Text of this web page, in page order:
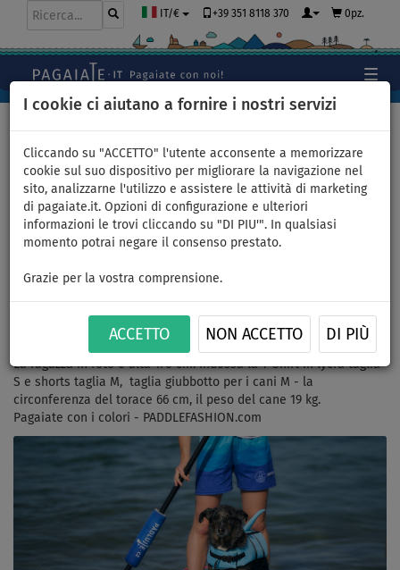
I cookie ci aiutano a fornire i nostri servizi
Cliccando su "ACCETTO" l'utente acconsente a memorizzare
cookie sul suo dispositivo per migliorare la navigazione nel
sito, analizzarne l'utilizzo e assistere le attività di marketing
di pagaiate.it. Opzioni di configurazione e ulteriori
informazioni le trovi cliccando su "DI PIU'". In qualsiasi
momento potrai negare il consenso prestato.
Grazie per la vostra comprensione.
ACCETTO NON ACCETTO DI PIÙ
IT/€ +39 351 8118 370 0pz.
Outfit donna 8 - turchese -
lycra manica corta, shorts
taglio comodo, giubbotto per
cani modello squalo
La ragazza in foto è alta 170 cm. Indossa la T-Shirt in lycra taglia
S e shorts taglia M, taglia giubbotto per i cani M - la
circonferenza del torace 66 cm, il peso del cane 19 kg.
Pagaiate con i colori - PADDLEFASHION.com